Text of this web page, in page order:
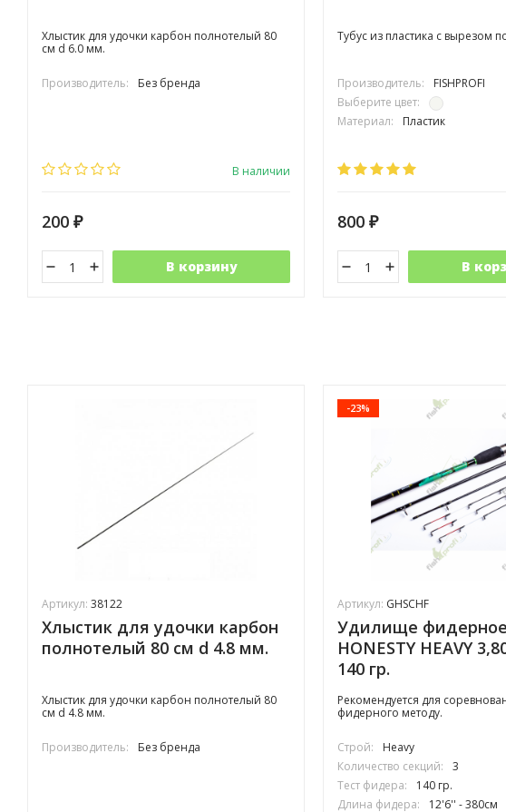
Хлыстик для удочки карбон полнотелый 80
см d 6.0 мм.
Производитель: Без бренда
В наличии
200 ₽
В корзину
Тубус из пластика с вырезом
Производитель:
FISHPROFI
Выберите цвет:
Материал:
Пластик
800 ₽
В
Артикул: 38122
Хлыстик для удочки карбон
полнотелый 80 см d 4.8 мм.
Хлыстик для удочки карбон полнотелый 80
см d 4.8 мм.
Производитель: Без бренда
-23%
Артикул: GHSCHF
Удилище фидерное
HONESTY HEAVY
140 гр.
Рекомендуется для
фидерного методу.
Строй:
Heavy
Количество секций:
3
Тест фидера:
140 гр.
Длина фидера:
12'6'' - 380см